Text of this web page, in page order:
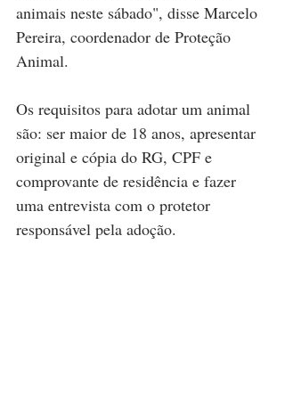
animais neste sábado", disse Marcelo
Pereira, coordenador de Proteção
Animal.
Os requisitos para adotar um animal
são: ser maior de 18 anos, apresentar
original e cópia do RG, CPF e
comprovante de residência e fazer
uma entrevista com o protetor
responsável pela adoção.